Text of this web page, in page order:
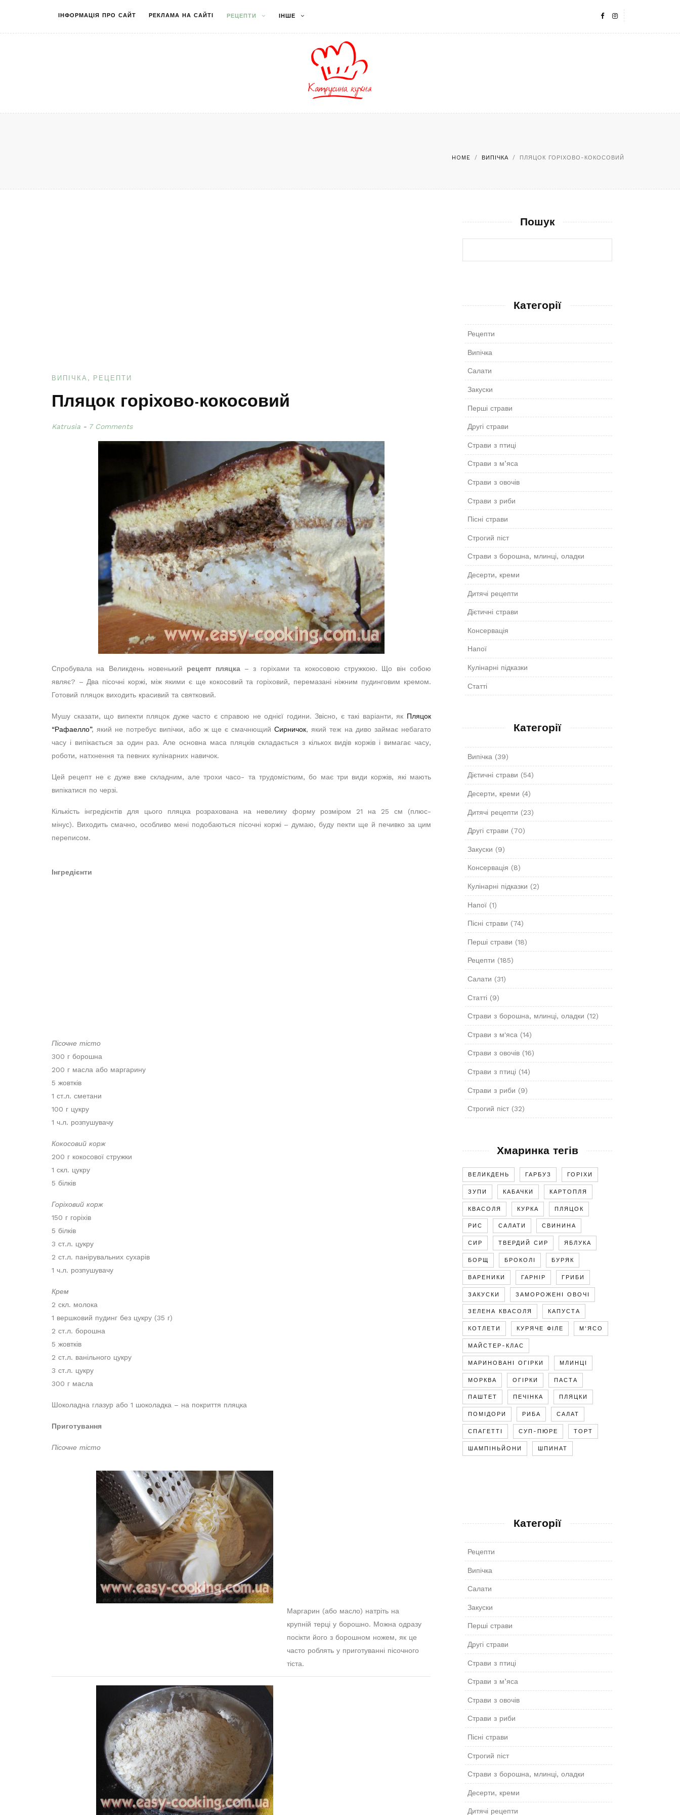
ІНФОРМАЦІЯ ПРО САЙТ РЕКЛАМА НА САЙТІ РЕЦЕПТИ ІНШЕ
HOME / ВИПІЧКА / ПЛЯЦОК ГОРІХОВО-КОКОСОВИЙ
ВИПІЧКА РЕЦЕПТИ
Пляцок горіхово-кокосовий
Katrusia 7 Comments
Спробувала на Великдень новенький рецепт пляцка– з горіхами та кокосовою стружкою. Що він собою
являє? – Два пісочні коржі, між якими є ще кокосовий та горіховий, перемазані ніжним пудинговим кремом.
Готовий пляцок виходить красивий та святковий.
Мушу сказати, що випекти пляцок дуже часто є справою не однієї години. Звісно, є такі варіанти, як Пляцок
“Рафаелло”, який не потребує випічки, або ж ще є смачнющийСирничок, який теж на диво займає небагато
часу і випікається за один раз. Але основна маса пляцків складається з кількох видів коржів і вимагає часу,
роботи, натхнення та певних кулінарних навичок.
Цей рецепт не є дуже вже складним, але трохи часо- та трудомістким, бо має три види коржів, які мають
випікатися по черзі.
Кількість інгредієнтів для цього пляцка розрахована на невелику форму розміром 21 на 25 см (плюс-
мінус). Виходить смачно, особливо мені подобаються пісочні коржі – думаю, буду пекти ще й печивко за цим
переписом.
Інгредієнти
Пісочне тісто
300 г борошна
200 г масла або маргарину
5 жовтків
1 ст.л. сметани
100 г цукру
1 ч.л. розпушувачу
Кокосовий корж
200 г кокосової стружки
1 скл. цукру
5 білків
Горіховий корж
150 г горіхів
5 білків
3 ст.л. цукру
2 ст.л. панірувальних сухарів
1 ч.л. розпушувачу
Крем
2 скл. молока
1 вершковий пудинг без цукру (35 г)
2 ст.л. борошна
5 жовтків
2 ст.л. ванільного цукру
3 ст.л. цукру
300 г масла
Шоколадна глазур або 1 шоколадка – на покриття пляцка
Приготування
Пісочне тісто
Маргарин (або масло) натріть на
крупній терці у борошно. Можна одразу
посікти його з борошном ножем, як це
часто роблять у приготуванні пісочного
тіста.
Пошук
Категорії
Рецепти
Випічка
Салати
Закуски
Перші страви
Другі страви
Страви з птиці
Страви з м’яса
Страви з овочів
Страви з риби
Пісні страви
Строгий піст
Страви з борошна, млинці, оладки
Десерти, креми
Дитячі рецепти
Дієтичні страви
Консервація
Напої
Кулінарні підказки
Статті
Категорії
Випічка (39)
Дієтичні страви (54)
Десерти, креми (4)
Дитячі рецепти (23)
Другі страви (70)
Закуски (9)
Консервація (8)
Кулінарні підказки (2)
Напої(1)
Пісні страви (74)
Перші страви (18)
Рецепти (185)
Салати (31)
Статті (9)
Страви з борошна, млинці, оладки (12)
Страви з м'яса (14)
Страви з овочів(16)
Страви з птиці (14)
Страви з риби (9)
Строгий піст(32)
Хмаринка тегів
ВЕЛИКДЕНЬ ГАРБУЗ ГОРІХИ
ЗУПИ КАБАЧКИ КАРТОПЛЯ
КВАСОЛЯ КУРКА ПЛЯЦОК
РИС САЛАТИ СВИНИНА
СИР ТВЕРДИЙ СИР ЯБЛУКА
БОРЩ БРОКОЛІ БУРЯК
ВАРЕНИКИ ГАРНІР ГРИБИ
ЗАКУСКИ ЗАМОРОЖЕНІ ОВОЧІ
ЗЕЛЕНА КВАСОЛЯ КАПУСТА
КОТЛЕТИ КУРЯЧЕ ФІЛЕ М'ЯСО
МАЙСТЕР-КЛАС
МАРИНОВАНІ ОГІРКИ МЛИНЦІ
МОРКВА ОГІРКИ ПАСТА
ПАШТЕТ ПЕЧІНКА ПЛЯЦКИ
ПОМІДОРИ РИБА САЛАТ
СПАГЕТТІ СУП-ПЮРЕ ТОРТ
ШАМПІНЬЙОНИ ШПИНАТ
Категорії
Рецепти
Випічка
Салати
Закуски
Перші страви
Другі страви
Страви з птиці
Страви з м’яса
Страви з овочів
Страви з риби
Пісні страви
Строгий піст
Страви з борошна, млинці, оладки
Десерти, креми
Дитячі рецепти